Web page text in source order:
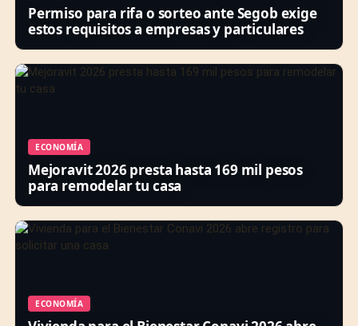
Permiso para rifa o sorteo ante Segob exige
estos requisitos a empresas y particulares
ECONOMÍA
Mejoravit 2026 presta hasta 169 mil pesos
para remodelar tu casa
ECONOMÍA